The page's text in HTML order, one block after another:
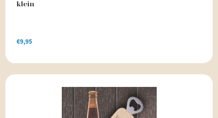
klein
€9,95